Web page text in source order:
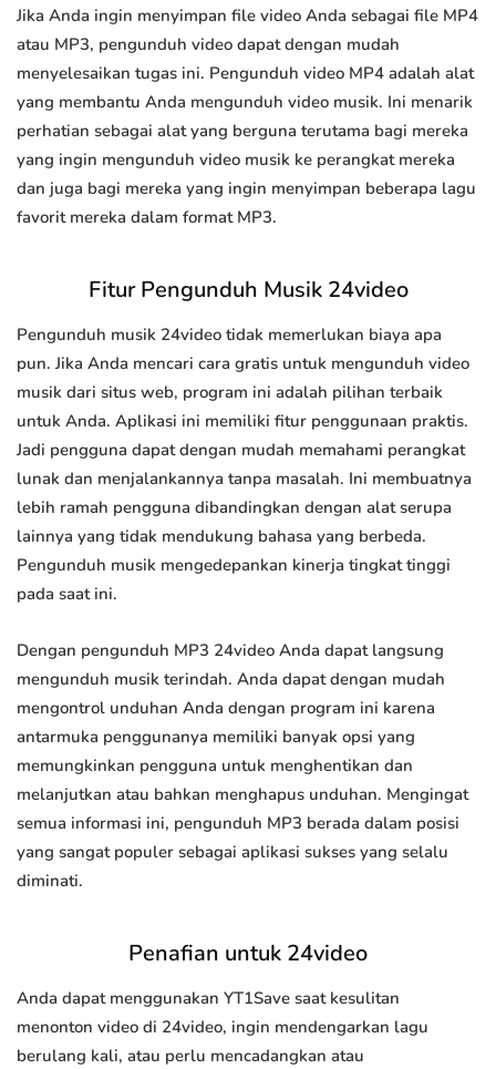
Jika Anda ingin menyimpan file video Anda sebagai file MP4
atau MP3, pengunduh video dapat dengan mudah
menyelesaikan tugas ini. Pengunduh video MP4 adalah alat
yang membantu Anda mengunduh video musik. Ini menarik
perhatian sebagai alat yang berguna terutama bagi mereka
yang ingin mengunduh video musik ke perangkat mereka
dan juga bagi mereka yang ingin menyimpan beberapa lagu
favorit mereka dalam format MP3.
Fitur Pengunduh Musik 24video
Pengunduh musik 24video tidak memerlukan biaya apa
pun. Jika Anda mencari cara gratis untuk mengunduh video
musik dari situs web, program ini adalah pilihan terbaik
untuk Anda. Aplikasi ini memiliki fitur penggunaan praktis.
Jadi pengguna dapat dengan mudah memahami perangkat
lunak dan menjalankannya tanpa masalah. Ini membuatnya
lebih ramah pengguna dibandingkan dengan alat serupa
lainnya yang tidak mendukung bahasa yang berbeda.
Pengunduh musik mengedepankan kinerja tingkat tinggi
pada saat ini.
Dengan pengunduh MP3 24video Anda dapat langsung
mengunduh musik terindah. Anda dapat dengan mudah
mengontrol unduhan Anda dengan program ini karena
antarmuka penggunanya memiliki banyak opsi yang
memungkinkan pengguna untuk menghentikan dan
melanjutkan atau bahkan menghapus unduhan. Mengingat
semua informasi ini, pengunduh MP3 berada dalam posisi
yang sangat populer sebagai aplikasi sukses yang selalu
diminati.
Penafian untuk 24video
Anda dapat menggunakan YT1Save saat kesulitan
menonton video di 24video, ingin mendengarkan lagu
berulang kali, atau perlu mencadangkan atau